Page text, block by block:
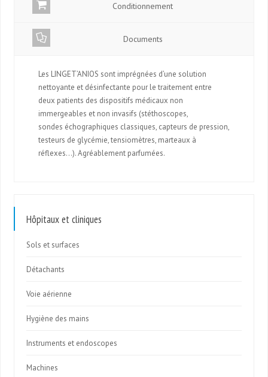
Conditionnement
Documents
Les LINGET’ANIOS sont imprégnées d’une solution
nettoyante et désinfectante pour le traitement entre
deux patients des dispositifs médicaux non
immergeables et non invasifs (stéthoscopes,
sondes échographiques classiques, capteurs de pression,
testeurs de glycémie, tensiomètres, marteaux à
réflexes…). Agréablement parfumées.
Hôpitaux et cliniques
Sols et surfaces
Détachants
Voie aérienne
Hygiène des mains
Instruments et endoscopes
Machines